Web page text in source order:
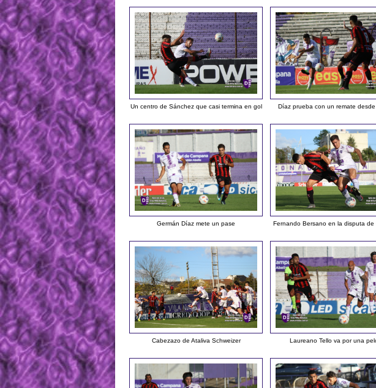
Un centro de Sánchez que casi termina en gol Díaz prueba con un remate
Germán Díaz mete un pase Fernando Bersano en la disputa de
Cabezazo de Ataliva Schweizer Laureano Tello va por una